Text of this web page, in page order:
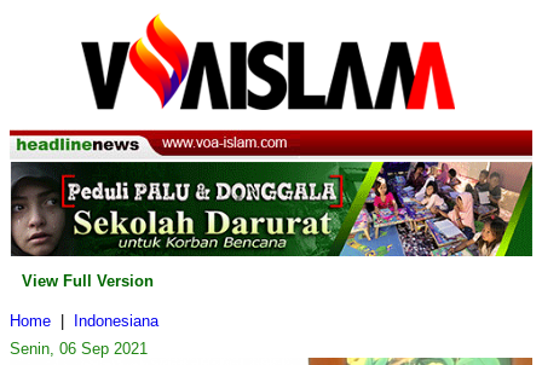
View Full Version
Home
Indonesiana
Senin, 06 Sep 2021